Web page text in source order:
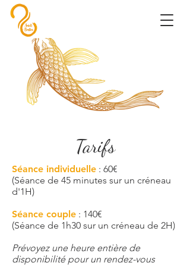
Tarifs
Séance individuelle : 60€
(Séance de 45 minutes sur un créneau
d'1H)
Séance couple : 140€
(Séance de 1h30 sur un créneau de 2H)
Prévoyez une heure entière de
disponibilité pour un rendez-vous